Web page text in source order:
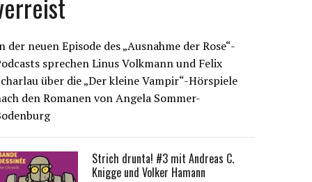
der neuen Episode des „Ausnahme der Rose“-
sprechen Linus Volkmann und Felix
über die „Der kleine Vampir“-Hörspiele
den Romanen von Angela Sommer-
Strich drunta! #3 mit Andreas C.
Knigge und Volker Hamann